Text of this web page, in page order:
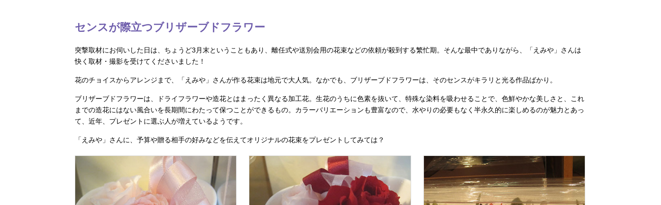
センスが際立つブリザーブドフラワー
突撃取材にお伺いした日は、ちょうど3月末ということもあり、離任式や送別会用の花束などの依頼が殺到する繁忙期。そんな最中でありながら、「えみや」さんは
快く取材・撮影を受けてくださいました！
花のチョイスからアレンジまで、「えみや」さんが作る花束は地元で大人気。なかでも、ブリザーブドフラワーは、そのセンスがキラリと光る作品ばかり。
ブリザーブドフラワーは、ドライフラワーや造花とはまったく異なる加工花。生花のうちに色素を抜いて、特殊な染料を吸わせることで、色鮮やかな美しさと、これ
までの造花にはない風合いを長期間にわたって保つことができるもの。カラーバリエーションも豊富なので、水やりの必要もなく半永久的に楽しめるのが魅力とあっ
て、近年、プレゼントに選ぶ人が増えているようです。
「えみや」さんに、予算や贈る相手の好みなどを伝えてオリジナルの花束をプレゼントしてみては？